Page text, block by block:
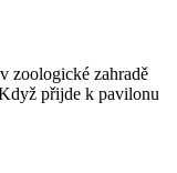
zoologické zahradě
přijde k pavilonu